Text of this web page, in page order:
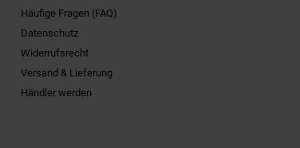
Häufige Fragen (FAQ)
Datenschutz
Widerrufsrecht
Versand & Lieferung
Händler werden